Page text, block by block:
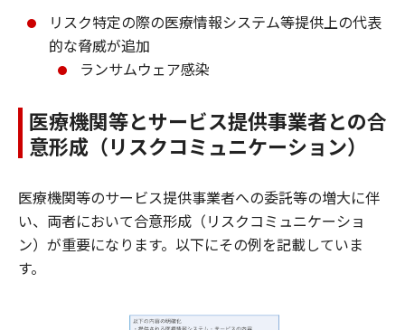
リスク特定の際の医療情報システム等提供上の代表
的な脅威が追加
ランサムウェア感染
医療機関等とサービス提供事業者との合
意形成（リスクコミュニケーション）
医療機関等のサービス提供事業者への委託等の増大に伴
い、両者において合意形成（リスクコミュニケーショ
ン）が重要になります。以下にその例を記載していま
す。